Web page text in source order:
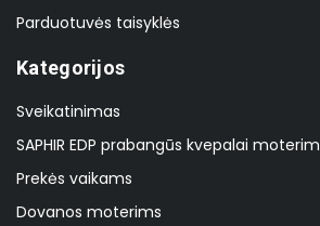
Parduotuvės taisyklės
Kategorijos
Sveikatinimas
SAPHIR EDP prabangūs kvepalai
Prekės vaikams
Dovanos moterims